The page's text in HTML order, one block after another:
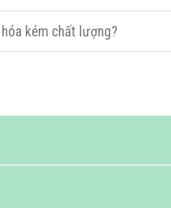
kém chất lượng?